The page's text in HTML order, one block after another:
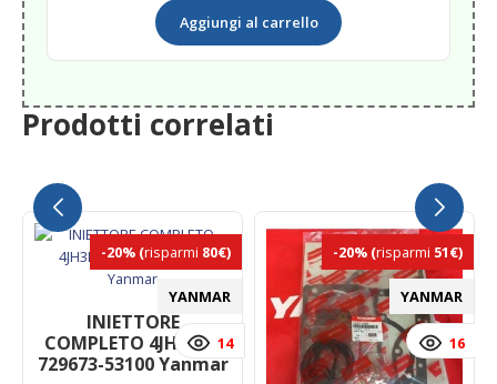
Aggiungi al carrello
Prodotti correlati
YANMAR
-20% (risparmi 80€)
INIETTORE
COMPLETO 4JH3DTE
729673-53100 Yanmar
14
YANMAR
-20% (risparmi 51€)
16